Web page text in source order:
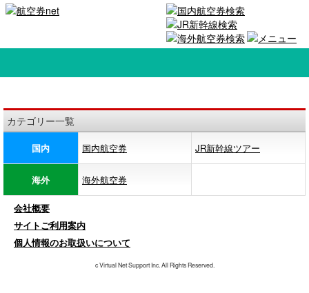
カテゴリー一覧
国内 国内航空券 JR新幹線ツアー
海外 海外航空券
会社概要
サイトご利用案内
個人情報のお取扱いについて
c Virtual Net Support Inc. All Rights Reserved.